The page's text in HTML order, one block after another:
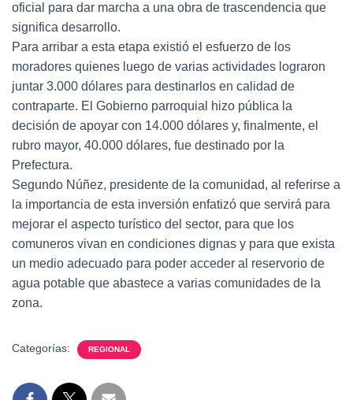
oficial para dar marcha a una obra de trascendencia que
significa desarrollo.
Para arribar a esta etapa existió el esfuerzo de los
moradores quienes luego de varias actividades lograron
juntar 3.000 dólares para destinarlos en calidad de
contraparte. El Gobierno parroquial hizo pública la
decisión de apoyar con 14.000 dólares y, finalmente, el
rubro mayor, 40.000 dólares, fue destinado por la
Prefectura.
Segundo Núñez, presidente de la comunidad, al referirse a
la importancia de esta inversión enfatizó que servirá para
mejorar el aspecto turístico del sector, para que los
comuneros vivan en condiciones dignas y para que exista
un medio adecuado para poder acceder al reservorio de
agua potable que abastece a varias comunidades de la
zona.
Categorías: REGIONAL